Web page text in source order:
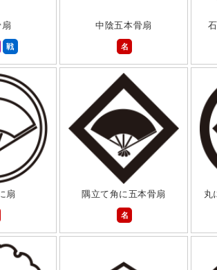
戦
中陰五本骨扇
名
扇
隅立て角に五本骨扇
名
丸